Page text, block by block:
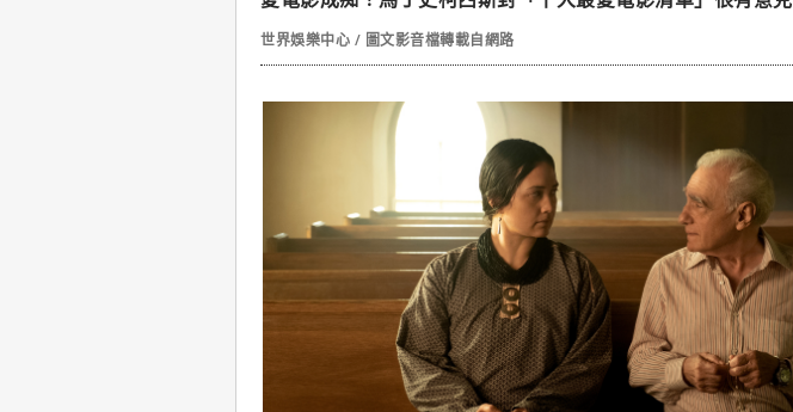
世界娛樂中心 / 圖文影音檔轉載自網路